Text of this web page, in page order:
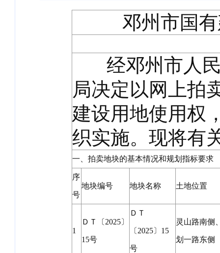
邓州市国
经邓州市人民
局决定以网上拍
建设用地使用权
织实施。现将有
一、拍卖地块的基本情况和规划指标要求
序
号
地块编号 地块名称 土地位置
1
ＤＴ〔2025〕
15号
ＤＴ
〔2025〕15
号
灵山路南侧
划一路东侧